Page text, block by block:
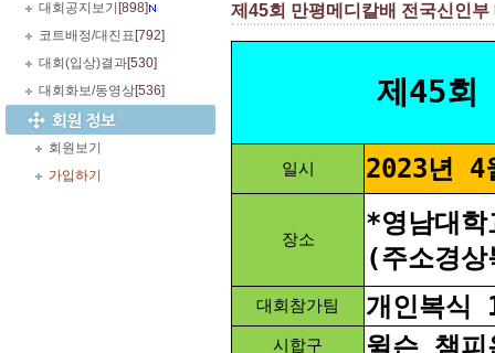
대회공지보기 [898]
코트배정/대진표 [792]
대회(입상)결과[530]
대회화보/동영상[536]
회원보기
가입하기
제45회 만평메디칼배 전국신인부
제45회
일시 2023년
장소
*영남대
(주소경
대회참가팀 개인복식
시합구 윌슨 챔